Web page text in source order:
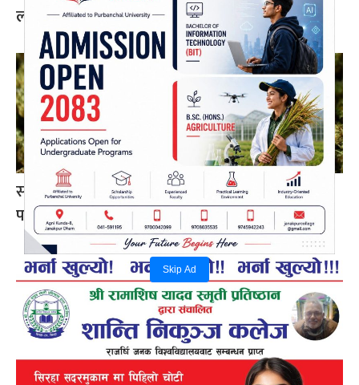
Skip Ad
लागुऔषध र प्रतिबन्धित औषधिसहित दुई जना पक्राउ
सप्तरीमा तीन क्विन्टलभन्दा बढी गाँजासहित एक जना
पक्राउ